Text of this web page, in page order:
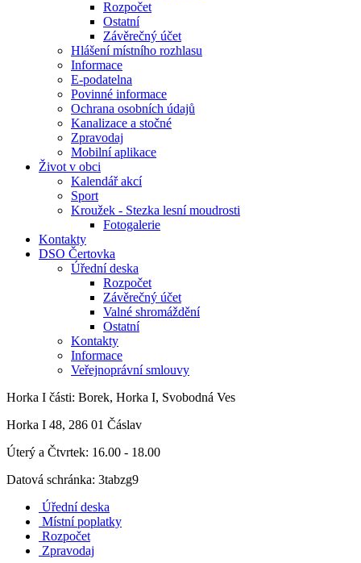
Rozpočet
Ostatní
Závěrečný účet
Hlášení místního rozhlasu
Informace
E-podatelna
Povinné informace
Ochrana osobních údajů
Kanalizace a stočné
Zpravodaj
Mobilní aplikace
Život v obci
Kalendář akcí
Sport
Kroužek - Stezka lesní moudrosti
Fotogalerie
Kontakty
DSO Čertovka
Úřední deska
Rozpočet
Závěrečný účet
Valné shromáždění
Ostatní
Kontakty
Informace
Veřejnoprávní smlouvy
Horka I části: Borek, Horka I, Svobodná Ves
Horka I 48, 286 01 Čáslav
Úterý a Čtvrtek: 16.00 - 18.00
Datová schránka: 3tabzg9
Úřední deska
Místní poplatky
Rozpočet
Zpravodaj